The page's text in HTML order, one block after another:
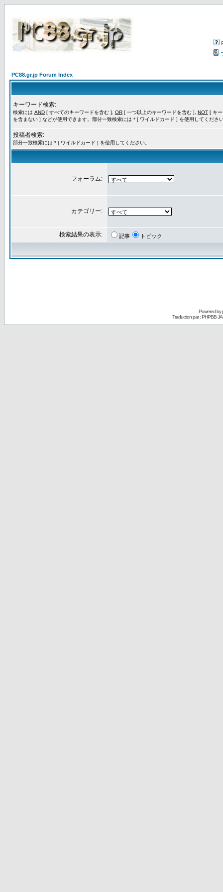
PC88.gr.jp Forum Index
キーワード検索:
検索には AND [ すべてのキーワードを含む ], OR [ 一つ以上のキーワードを含む ], NOT [ キ
を含まない ] などが使用できます。部分一致検索には * [ ワイルドカード ] を使用してくださ
投稿者検索:
部分一致検索には * [ ワイルドカード ] を使用してください。
フォーラム:
カテゴリー:
検索結果の表示: 記事 トピック
Powered by
Traduction par : PHPBB